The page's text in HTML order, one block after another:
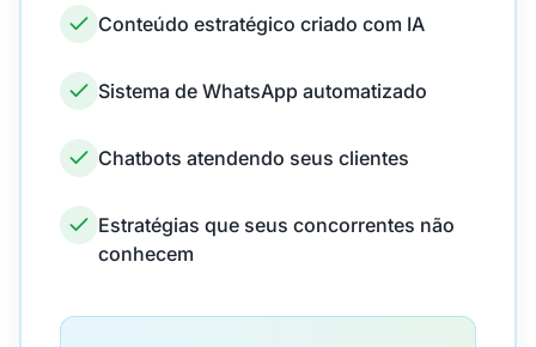
Conteúdo estratégico criado com IA
Sistema de WhatsApp automatizado
Chatbots atendendo seus clientes
Estratégias que seus concorrentes não
conhecem